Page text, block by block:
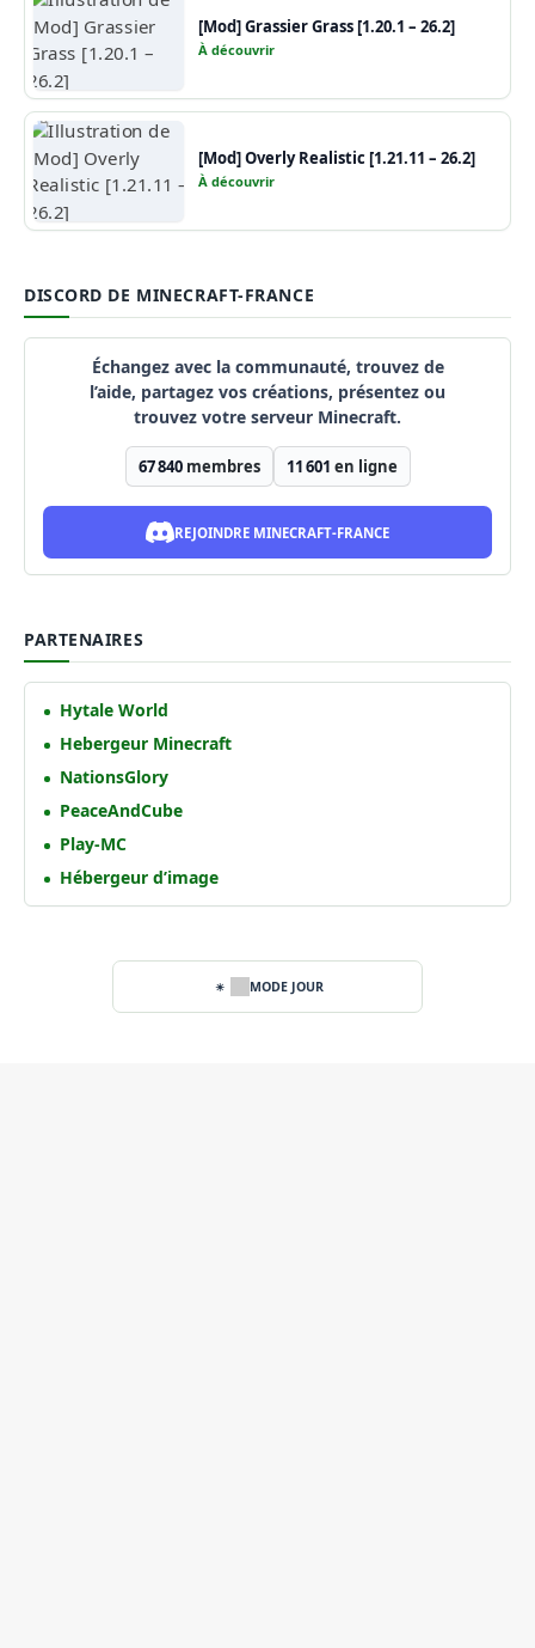
[Mod] Grassier Grass [1.20.1 – 26.2]
À découvrir
[Mod] Overly Realistic [1.21.11 – 26.2]
À découvrir
DISCORD DE MINECRAFT-FRANCE
Échangez avec la communauté, trouvez de
l’aide, partagez vos créations, présentez ou
trouvez votre serveur Minecraft.
67 840membres 11 601 en ligne
REJOINDRE MINECRAFT-FRANCE
PARTENAIRES
Hytale World
Hebergeur Minecraft
NationsGlory
PeaceAndCube
Play-MC
Hébergeur d’image
MODE JOUR